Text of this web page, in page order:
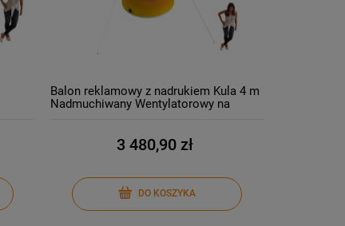
Balon reklamowy z nadrukiem Kula 4 m
Nadmuchiwany Wentylatorowy na
3 480,90 zł
DO KOSZYKA